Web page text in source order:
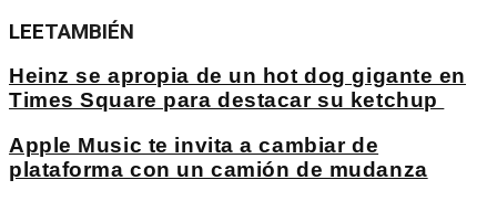
LEETAMBIÉN
Heinz se apropia de un hot dog gigante en
Times Square para destacar su ketchup
Apple Music te invita a cambiar de
plataforma con un camión de mudanza